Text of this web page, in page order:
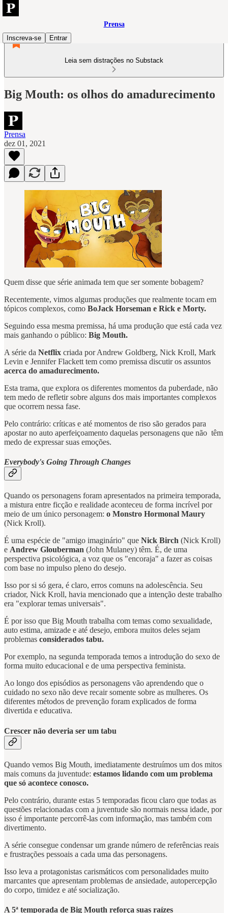
Prensa
Inscreva-se
Entrar
Leia sem distrações no Substack
Big Mouth: os olhos do amadurecimento
Prensa
dez 01, 2021
Quem disse que série animada tem que ser somente bobagem?
Recentemente, vimos algumas produções que realmente tocam em
tópicos complexos, como BoJack Horseman e Rick e Morty.
Seguindo essa mesma premissa, há uma produção que está cada vez
mais ganhando o público: Big Mouth.
A série da Netflix criada por Andrew Goldberg, Nick Kroll, Mark
Levin e Jennifer Flackett tem como premissa discutir os assuntos
acerca do amadurecimento.
Esta trama, que explora os diferentes momentos da puberdade, não
tem medo de refletir sobre alguns dos mais importantes complexos
que ocorrem nessa fase.
Pelo contrário: críticas e até momentos de riso são gerados para
apostar no auto aperfeiçoamento daquelas personagens que não têm
medo de expressar suas emoções.
Everybody's Going Through Changes
Quando os personagens foram apresentados na primeira temporada,
a mistura entre ficção e realidade aconteceu de forma incrível por
meio de um único personagem: o Monstro Hormonal Maury
(Nick Kroll).
É uma espécie de "amigo imaginário" que Nick Birch (Nick Kroll)
e Andrew Glouberman (John Mulaney) têm. É, de uma
perspectiva psicológica, a voz que os "encoraja" a fazer as coisas
com base no impulso pleno do desejo.
Isso por si só gera, é claro, erros comuns na adolescência. Seu
criador, Nick Kroll, havia mencionado que a intenção deste trabalho
era "explorar temas universais".
É por isso que Big Mouth trabalha com temas como sexualidade,
auto estima, amizade e até desejo, embora muitos deles sejam
problemas considerados tabu.
Por exemplo, na segunda temporada temos a introdução do sexo de
forma muito educacional e de uma perspectiva feminista.
Ao longo dos episódios as personagens vão aprendendo que o
cuidado no sexo não deve recair somente sobre as mulheres. Os
diferentes métodos de prevenção foram explicados de forma
divertida e educativa.
Crescer não deveria ser um tabu
Quando vemos Big Mouth, imediatamente destruímos um dos mitos
mais comuns da juventude: estamos lidando com um problema
que só acontece conosco.
Pelo contrário, durante estas 5 temporadas ficou claro que todas as
questões relacionadas com a juventude são normais nessa idade, por
isso é importante percorrê-las com informação, mas também com
divertimento.
A série consegue condensar um grande número de referências reais
e frustrações pessoais a cada uma das personagens.
Isso leva a protagonistas carismáticos com personalidades muito
marcantes que apresentam problemas de ansiedade, autopercepção
do corpo, timidez e até socialização.
A 5ª temporada de Big Mouth reforça suas raízes